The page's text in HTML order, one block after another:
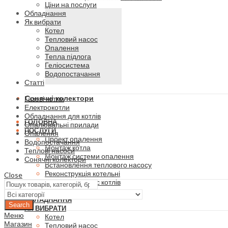
Сонячні колектори
ГОЛОВНА
ПОСЛУГИ
Проект опалення
Монтаж котла
Монтаж системи опалення
Встановлення теплового насосу
Реконструкція котельні
Ремонт та сервіс котлів
Ціни на послуги
ОБЛАДНАННЯ
ЯК ВИБРАТИ
Котел
Тепловий насос
Ціни на послуги
Обладнання
Як вибрати
Котел
Тепловий насос
Опалення
Тепла підлога
Геліосистема
Водопостачання
Статті
Газові котли
Електрокотли
Обладнання для котлів
Опалювальні прилади
Опалення
Водопостачання
Теплові насоси
Сонячні колектори
Close
Search
Меню
Магазин